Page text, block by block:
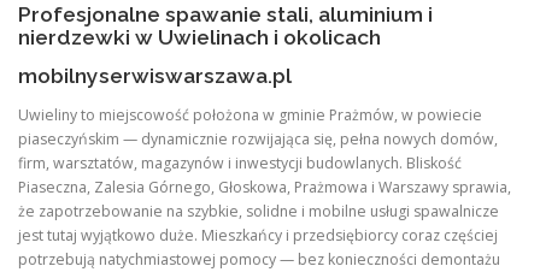
Profesjonalne spawanie stali, aluminium i
nierdzewki w Uwielinach i okolicach
mobilnyserwiswarszawa.pl
Uwieliny to miejscowość położona w gminie Prażmów, w powiecie
piaseczyńskim — dynamicznie rozwijająca się, pełna nowych domów,
firm, warsztatów, magazynów i inwestycji budowlanych. Bliskość
Piaseczna, Zalesia Górnego, Głoskowa, Prażmowa i Warszawy sprawia,
że zapotrzebowanie na szybkie, solidne i mobilne usługi spawalnicze
jest tutaj wyjątkowo duże. Mieszkańcy i przedsiębiorcy coraz częściej
potrzebują natychmiastowej pomocy — bez konieczności demontażu